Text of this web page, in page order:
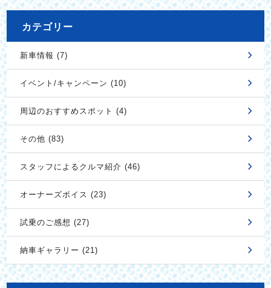
カテゴリー
新車情報 (7)
イベント/キャンペーン (10)
周辺のおすすめスポット (4)
その他 (83)
スタッフによるクルマ紹介 (46)
オーナーズボイス (23)
試乗のご感想 (27)
納車ギャラリー (21)